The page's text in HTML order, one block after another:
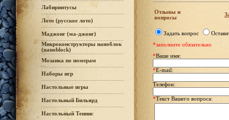
Лабиринтусы
Лото (русское лото)
Маджонг (ма-джонг)
Микроконструкторы наноблок
(nanoblock)
Мозаика по номерам
Наборы игр
Настольные игры
Настольный Бильярд
Настольный Теннис
Отзывы и
вопросы
Задать вопрос
*заполните обязательно
*Ваше имя:
*E-mail:
Телефон:
*Текст Вашего вопроса: